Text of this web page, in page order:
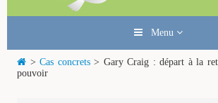
Menu
> Cas concrets> Gary Craig : départ à la
pouvoir